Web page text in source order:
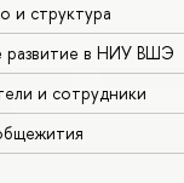
и структура
развитие в НИУ ВШЭ
и сотрудники